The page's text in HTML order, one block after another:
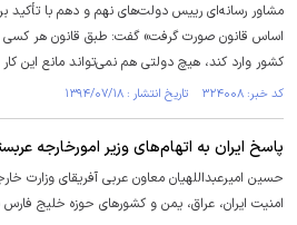
مشاور رسانه‌ای رییس دولت‌های نهم و دهم با تأکید
اساس قانون صورت گرفت» گفت: طبق قانون هر
کشور وارد کند، هیچ دولتی هم نمی‌تواند مانع این
کد خبر: ۳۲۴۰۰۸ تاریخ انتشار : ۱۳۹۴/۰۷/۱۸
پاسخ ایران به اتهام‌های وزیر امورخارجه
حسین امیرعبداللهیان معاون عربی آفریقای وزارت
امنیت ایران، عراق، یمن و کشورهای حوزه خلیج